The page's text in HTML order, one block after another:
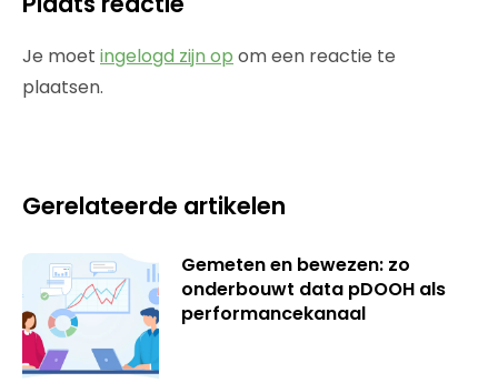
Je moet ingelogd zijn op om een reactie te
plaatsen.
Gerelateerde artikelen
Gemeten en bewezen: zo
onderbouwt data pDOOH als
performancekanaal